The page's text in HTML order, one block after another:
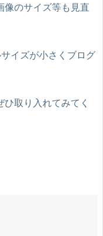
像のサイズ等も見直
イズが小さくブログ
取り入れてみてく